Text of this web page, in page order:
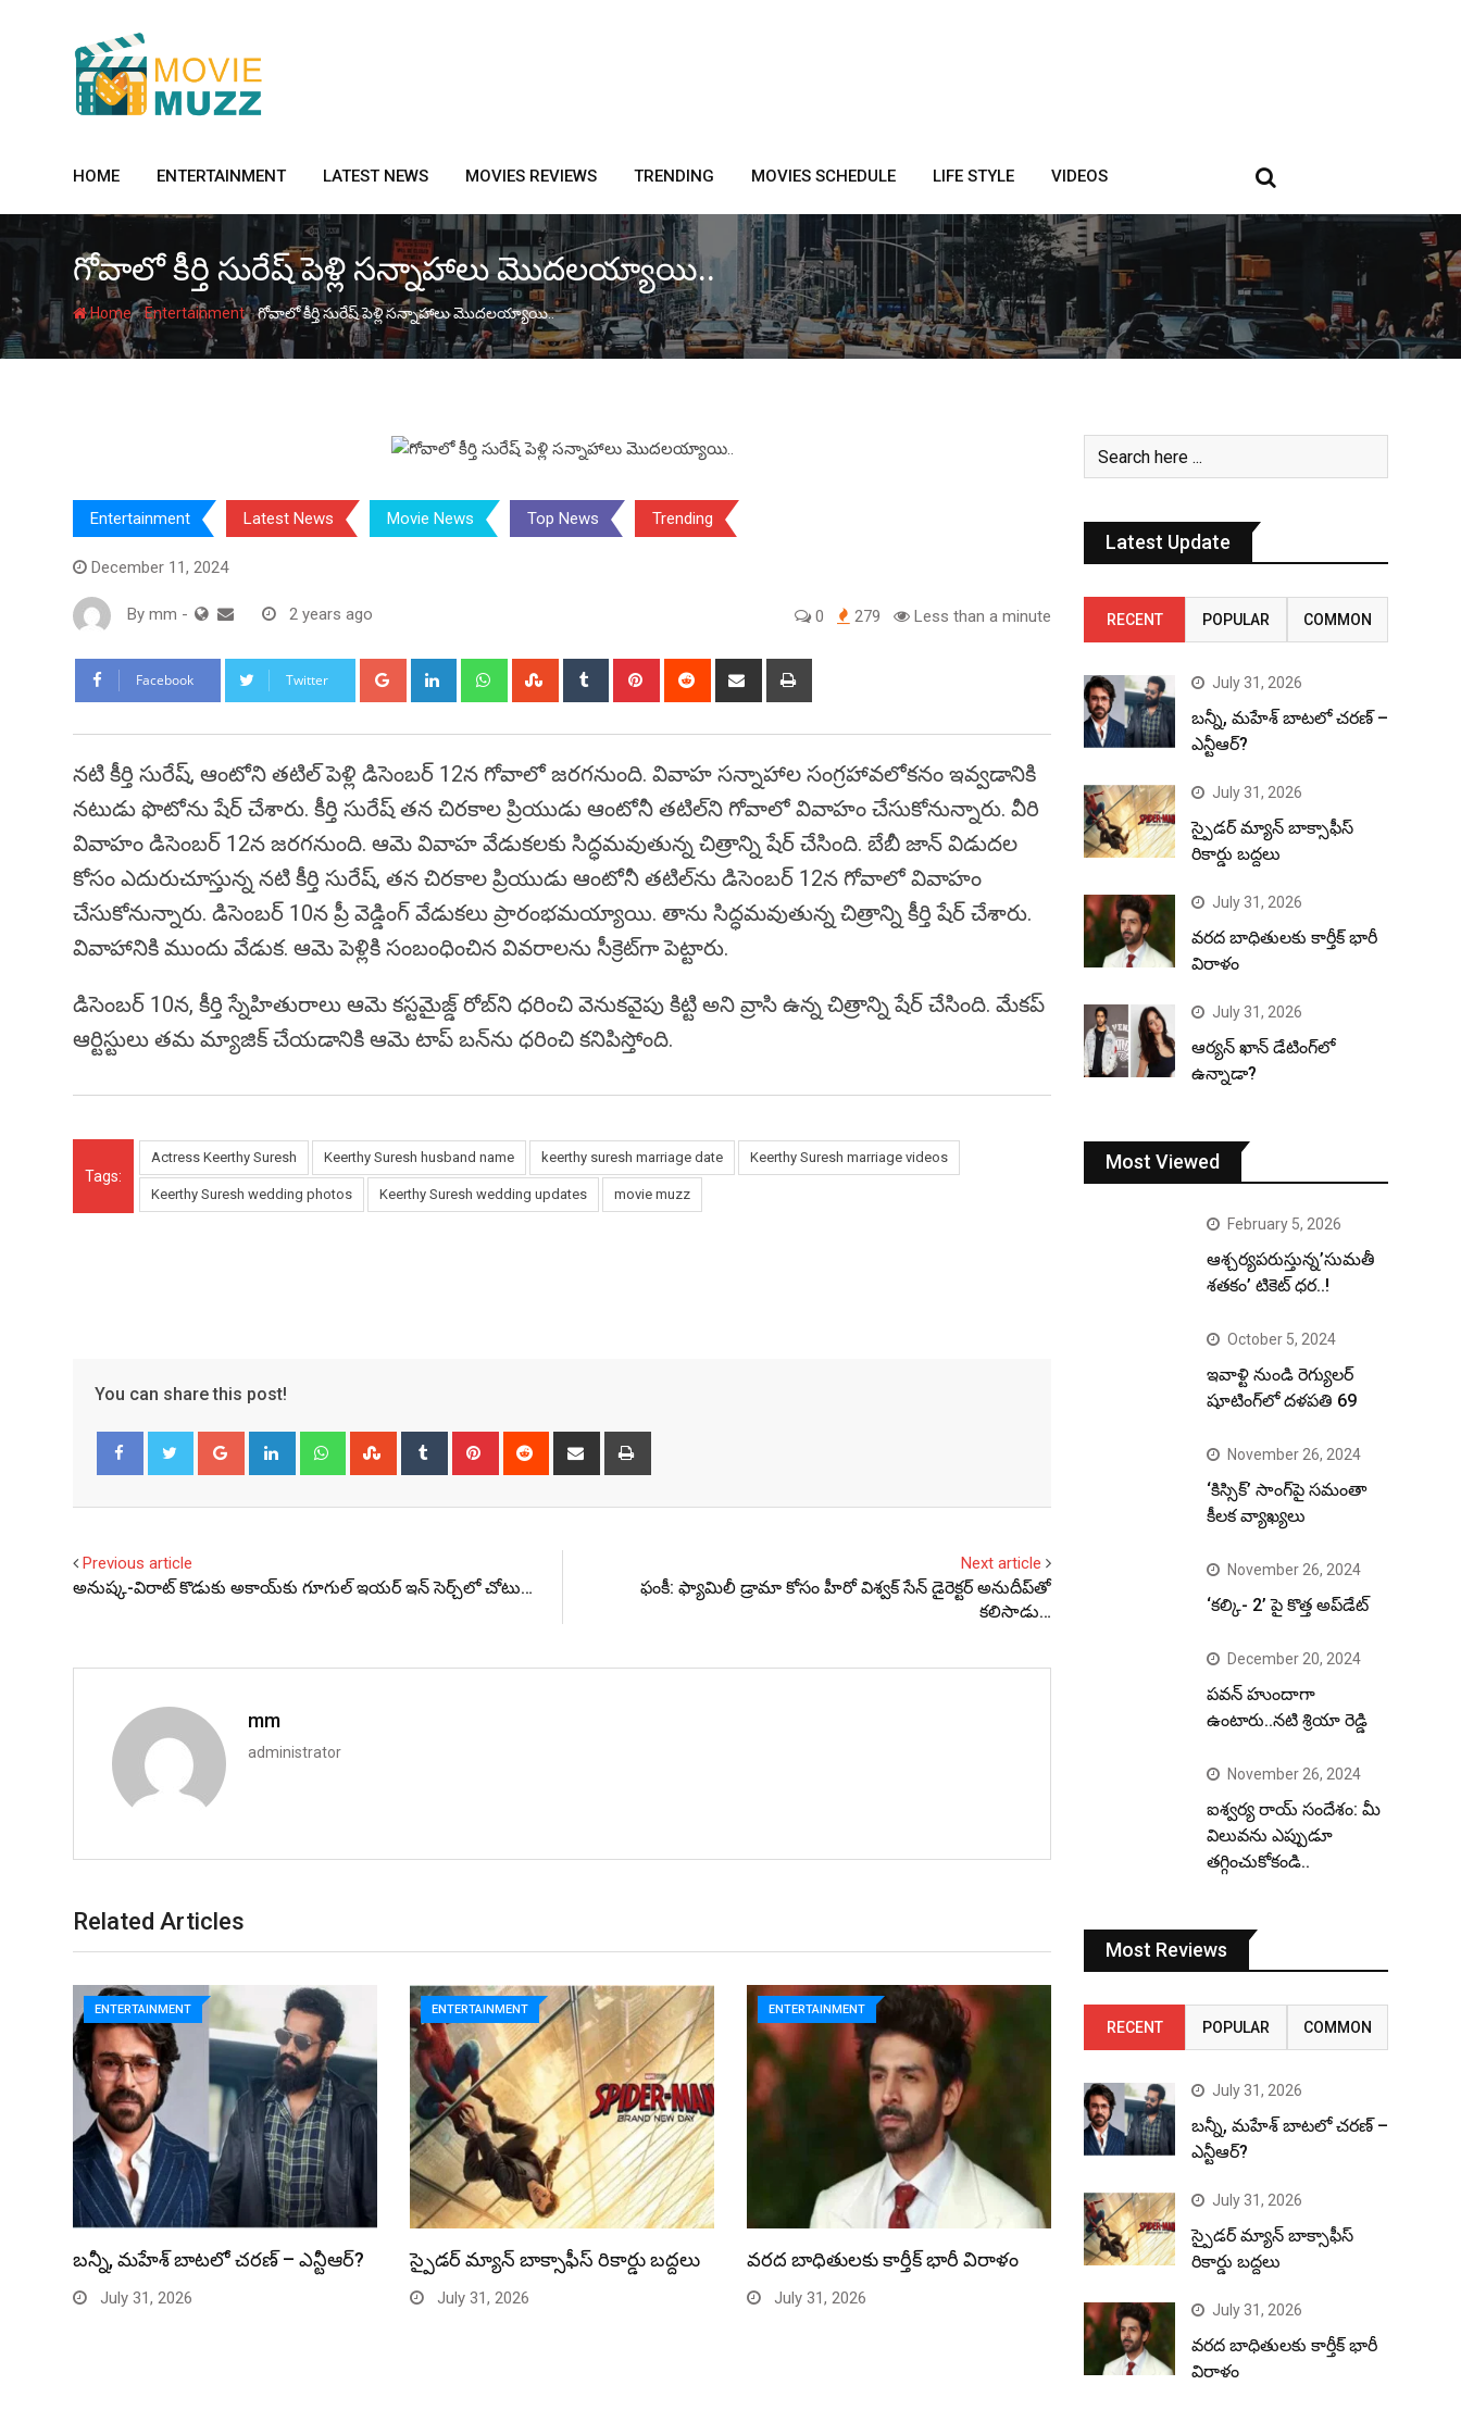
HOME ENTERTAINMENT LATEST NEWS MOVIES REVIEWS TRENDING MOVIES SCHEDULE LIFE STYLE VIDEOS
గోవాలో కీర్తి సురేష్ పెళ్లి సన్నాహాలు మొదలయ్యాయి..
Home-Entertainment-గోవాలో కీర్తి సురేష్ పెళ్లి సన్నాహాలు మొదలయ్యాయి..
Entertainment Latest News Movie News Top News Trending
December 11, 2024
By mm - 2 years ago 0 279 Less than a minute
Facebook Twitter Google+ LinkedIn WhatsappStumbleUpon
Tumblr Pinterest Reddit
Share
నటి కీర్తి సురేష్, ఆంటోని తటిల్ పెళ్లి డిసెంబర్ 12న గోవాలో జరగనుంది. వివాహ సన్నాహాల సంగ్రహావలోకనం ఇవ్వడానికి
నటుడు ఫొటోను షేర్ చేశారు. కీర్తి సురేష్ తన చిరకాల ప్రియుడు ఆంటోనీ తటిల్‌ని గోవాలో వివాహం చేసుకోనున్నారు. వీరి
వివాహం డిసెంబర్ 12న జరగనుంది. ఆమె వివాహ వేడుకలకు సిద్ధమవుతున్న చిత్రాన్ని షేర్ చేసింది. బేబీ జాన్ విడుదల
కోసం ఎదురుచూస్తున్న నటి కీర్తి సురేష్, తన చిరకాల ప్రియుడు ఆంటోనీ తటిల్‌ను డిసెంబర్ 12న గోవాలో వివాహం
చేసుకోనున్నారు. డిసెంబర్ 10న ప్రీ వెడ్డింగ్ వేడుకలు ప్రారంభమయ్యాయి. తాను సిద్ధమవుతున్న చిత్రాన్ని కీర్తి షేర్ చేశారు.
వివాహానికి ముందు వేడుక. ఆమె పెళ్లికి సంబంధించిన వివరాలను సీక్రెట్‌గా పెట్టారు.
డిసెంబర్ 10న, కీర్తి స్నేహితురాలు ఆమె కస్టమైజ్డ్ రోబ్‌ని ధరించి వెనుకవైపు కిట్టి అని వ్రాసి ఉన్న చిత్రాన్ని షేర్ చేసింది. మేకప్
ఆర్టిస్టులు తమ మ్యాజిక్ చేయడానికి ఆమె టాప్ బన్‌ను ధరించి కనిపిస్తోంది.
Tags:
Actress Keerthy Suresh Keerthy Suresh husband name keerthy suresh marriage date Keerthy Suresh marriage videos
Keerthy Suresh wedding photos Keerthy Suresh wedding updates movie muzz
You can share this post!
Google+ LinkedIn WhatsappStumbleUpon
Tumblr Pinterest Reddit
Share
Previous article
అనుష్క-విరాట్ కొడుకు అకాయ్‌కు గూగుల్ ఇయర్ ఇన్ సెర్చ్‌లో చోటు…
Next article
ఫంకీ: ఫ్యామిలీ డ్రామా కోసం హీరో విశ్వక్ సేన్ డైరెక్టర్ అనుదీప్‌తో
కలిసాడు…
mm
administrator
Related Articles
ENTERTAINMENT
బన్నీ, మహేశ్ బాటలో చరణ్ – ఎన్టీఆర్?
July 31, 2026
ENTERTAINMENT
స్పైడర్ మ్యాన్ బాక్సాఫీస్ రికార్డు బద్దలు
July 31, 2026
ENTERTAINMENT
వరద బాధితులకు కార్తీక్ భారీ విరాళం
July 31, 2026
Latest Update
RECENT POPULAR COMMON
July 31, 2026
బన్నీ, మహేశ్ బాటలో చరణ్ –
ఎన్టీఆర్?
July 31, 2026
స్పైడర్ మ్యాన్ బాక్సాఫీస్
రికార్డు బద్దలు
July 31, 2026
వరద బాధితులకు కార్తీక్ భారీ
విరాళం
July 31, 2026
ఆర్యన్ ఖాన్ డేటింగ్‌లో
ఉన్నాడా?
Most Viewed
February 5, 2026
ఆశ్చర్యపరుస్తున్న’సుమతీ
శతకం’ టికెట్ ధర..!
October 5, 2024
ఇవాళ్టి నుండి రెగ్యులర్
షూటింగ్‌లో దళపతి 69
November 26, 2024
‘కిస్సిక్’ సాంగ్‌పై సమంతా
కీలక వ్యాఖ్యలు
November 26, 2024
‘కల్కి- 2’ పై కొత్త అప్‌డేట్
December 20, 2024
పవన్ హుందాగా
ఉంటారు..నటి శ్రియా రెడ్డి
November 26, 2024
ఐశ్వర్య రాయ్ సందేశం: మీ
విలువను ఎప్పుడూ
తగ్గించుకోకండి..
Most Reviews
RECENT POPULAR COMMON
July 31, 2026
బన్నీ, మహేశ్ బాటలో చరణ్ –
ఎన్టీఆర్?
July 31, 2026
స్పైడర్ మ్యాన్ బాక్సాఫీస్
రికార్డు బద్దలు
July 31, 2026
వరద బాధితులకు కార్తీక్ భారీ
విరాళం